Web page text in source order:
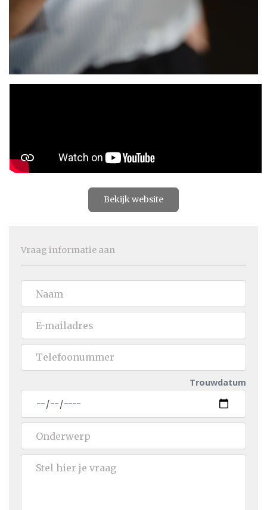
Bekijk website
Vraag informatie aan
Trouwdatum